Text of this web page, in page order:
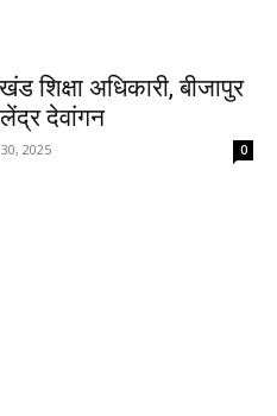
शिक्षा अधिकारी, बीजापुर
देवांगन
2025 0